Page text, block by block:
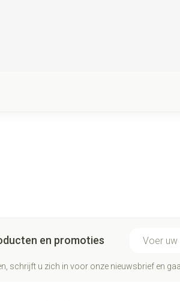
en promoties
schrijft u zich in voor onze nieuwsbrief en